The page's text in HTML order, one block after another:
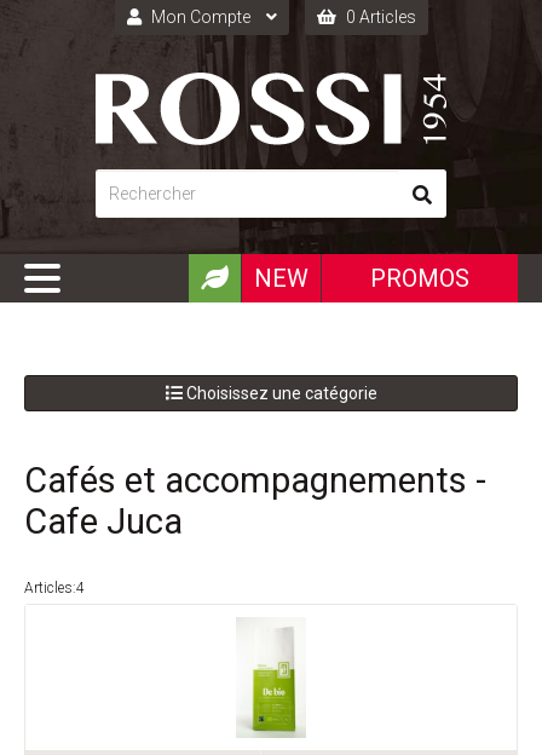
Mon Compte
Connexion
Inscription
0 Articles
PROMOS
NEW
Choisissez une catégorie
Cafés et accompagnements -
Cafe Juca
Articles:4